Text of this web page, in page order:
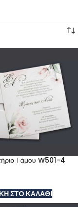
Γάμου W501-4
ΣΤΟ ΚΑΛΆΘΙ